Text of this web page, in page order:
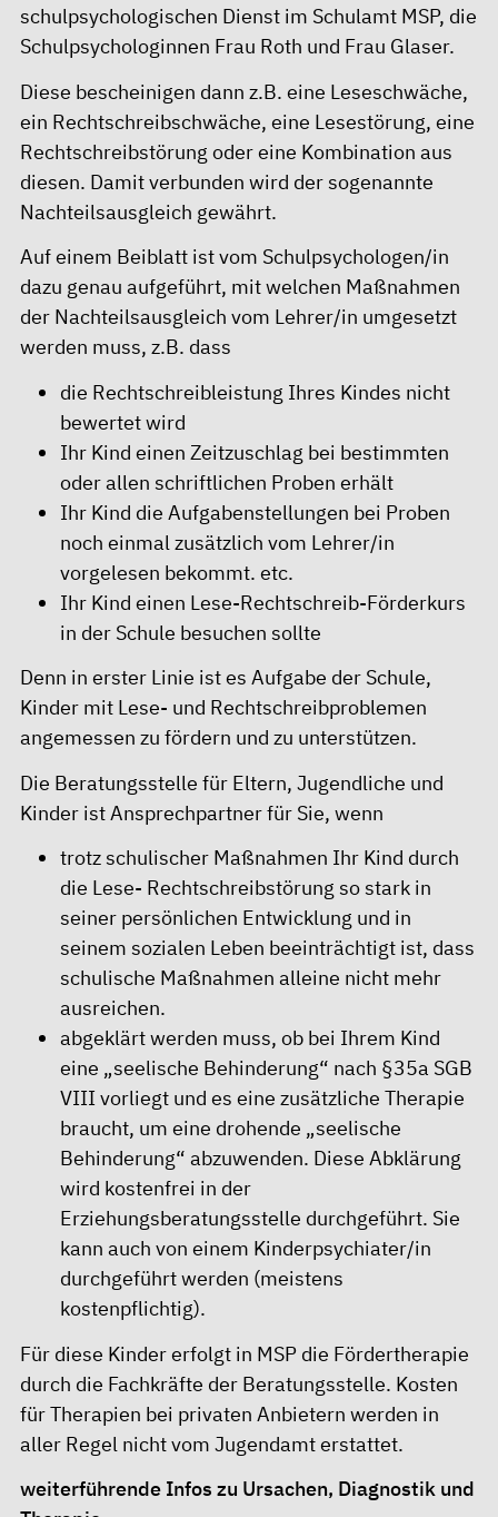
schulpsychologischen Dienst im Schulamt MSP, die
Schulpsychologinnen Frau Roth und Frau Glaser.
Diese bescheinigen dann z.B. eine Leseschwäche,
ein Rechtschreibschwäche, eine Lesestörung, eine
Rechtschreibstörung oder eine Kombination aus
diesen. Damit verbunden wird der sogenannte
Nachteilsausgleich gewährt.
Auf einem Beiblatt ist vom Schulpsychologen/in
dazu genau aufgeführt, mit welchen Maßnahmen
der Nachteilsausgleich vom Lehrer/in umgesetzt
werden muss, z.B. dass
die Rechtschreibleistung Ihres Kindes nicht
bewertet wird
Ihr Kind einen Zeitzuschlag bei bestimmten
oder allen schriftlichen Proben erhält
Ihr Kind die Aufgabenstellungen bei Proben
noch einmal zusätzlich vom Lehrer/in
vorgelesen bekommt. etc.
Ihr Kind einen Lese-Rechtschreib-Förderkurs
in der Schule besuchen sollte
Denn in erster Linie ist es Aufgabe der Schule,
Kinder mit Lese- und Rechtschreibproblemen
angemessen zu fördern und zu unterstützen.
Die Beratungsstelle für Eltern, Jugendliche und
Kinder ist Ansprechpartner für Sie, wenn
trotz schulischer Maßnahmen Ihr Kind durch
die Lese- Rechtschreibstörung so stark in
seiner persönlichen Entwicklung und in
seinem sozialen Leben beeinträchtigt ist, dass
schulische Maßnahmen alleine nicht mehr
ausreichen.
abgeklärt werden muss, ob bei Ihrem Kind
eine „seelische Behinderung“ nach §35a SGB
VIII vorliegt und es eine zusätzliche Therapie
braucht, um eine drohende „seelische
Behinderung“ abzuwenden. Diese Abklärung
wird kostenfrei in der
Erziehungsberatungsstelle durchgeführt. Sie
kann auch von einem Kinderpsychiater/in
durchgeführt werden (meistens
kostenpflichtig).
Für diese Kinder erfolgt in MSP die Fördertherapie
durch die Fachkräfte der Beratungsstelle. Kosten
für Therapien bei privaten Anbietern werden in
aller Regel nicht vom Jugendamt erstattet.
weiterführende Infos zu Ursachen, Diagnostik und